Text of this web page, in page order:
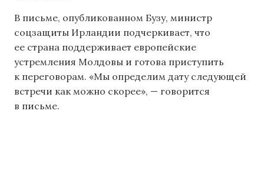
В письме, опубликованном Бузу, министр
соцзащиты Ирландии подчеркивает, что
ее страна поддерживает европейские
устремления Молдовы и готова приступить
к переговорам. «Мы определим дату следующей
встречи как можно скорее», — говорится
в письме.